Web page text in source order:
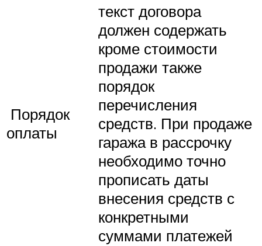
Порядок
оплаты
текст договора
должен содержать
кроме стоимости
продажи также
порядок
перечисления
средств. При продаже
гаража в рассрочку
необходимо точно
прописать даты
внесения средств с
конкретными
суммами платежей